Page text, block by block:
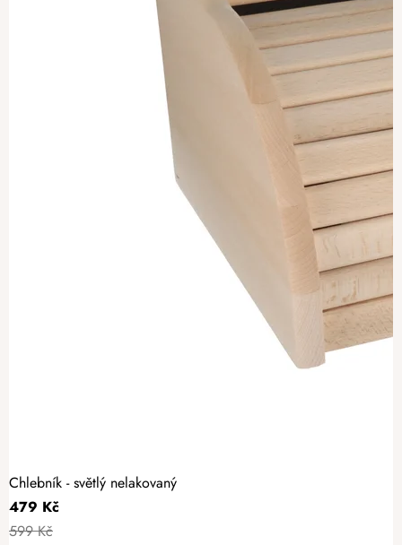
Chlebník - světlý nelakovaný
479 Kč
599 Kč